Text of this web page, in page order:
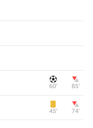
60‎’‎ 85‎’‎
45‎’‎ 74‎’‎